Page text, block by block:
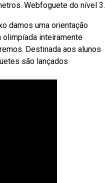
Webfoguete do nível 3.
damos uma orientação
inteiramente
Destinada aos alunos
são lançados